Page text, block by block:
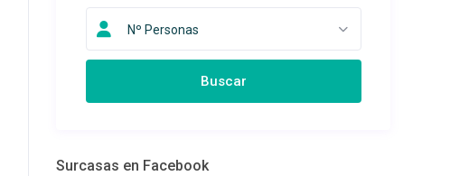
Nº Personas
Surcasas en Facebook